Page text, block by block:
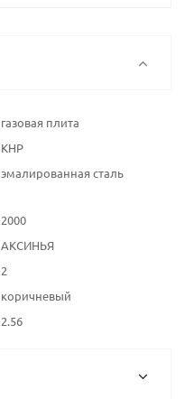
газовая плита
КНР
эмалированная сталь
2000
АКСИНЬЯ
2
коричневый
2.56